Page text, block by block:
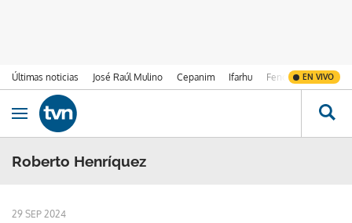
Últimas noticias José Raúl Mulino Cepanim Ifarhu Fenómeno de El
EN VIVO
Ir al contenido
Obrir navegació
Roberto Henríquez
29 SEP 2024